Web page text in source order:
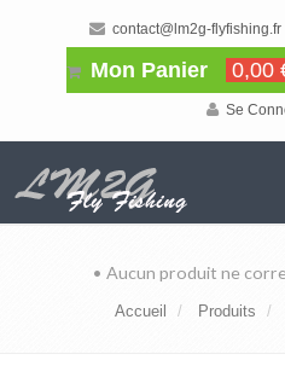
contact@lm2g-flyfishing.fr
Mon Panier 0,00
Se
• Aucun produit ne
Accueil Produits